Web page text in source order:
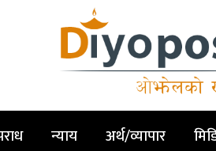
न्याय अर्थ/व्यापार